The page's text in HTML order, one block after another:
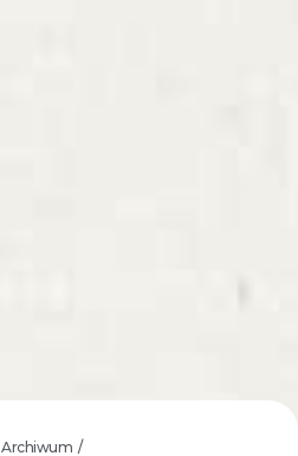
Archiwum /